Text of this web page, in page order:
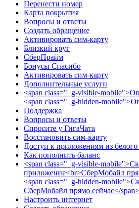
Перенести номер
Карта покрытия
Вопросы и ответы
Создать обращение
Активировать сим-карту
Близкий круг
СберПрайм
Бонусы Спасибо
Активировать сим-карту
Дополнительные услуги
<span class="_g-visible-
<span class="_g-hidden-
Поддержка
Вопросы и ответы
Спросите у ГигаЧата
Восстановить сим-карту
Доступ к приложениям из белого
Как пополнить баланс
<span class="_g-visible-
приложение<br>СберМобайл
<span class="_g-hidden-
СберМобайл прямо сейчас</span>
Настроить интернет